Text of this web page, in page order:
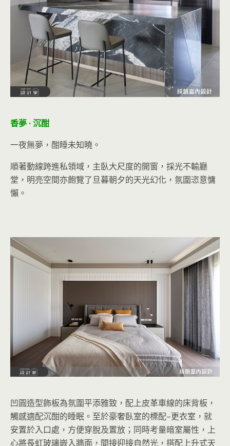
香夢 · 沉酣
一夜無夢，酣睡未知曉。
順著動線跨進私領域，主臥大尺度的開窗，採光不輸廳
堂，明亮空間亦飽覽了旦暮朝夕的天光幻化，氛圍恣意慵
懶。
凹圓造型飾板為氛圍平添雅致，配上皮革車線的床背板，
觸感適配沉酣的睡眠。至於豪奢臥室的標配–更衣室，就
安置於入口處，方便穿脫及置放；同時考量暗室屬性，上
心將長虹玻璃嵌入牆面，間接迎接自然光，搭配上升式天